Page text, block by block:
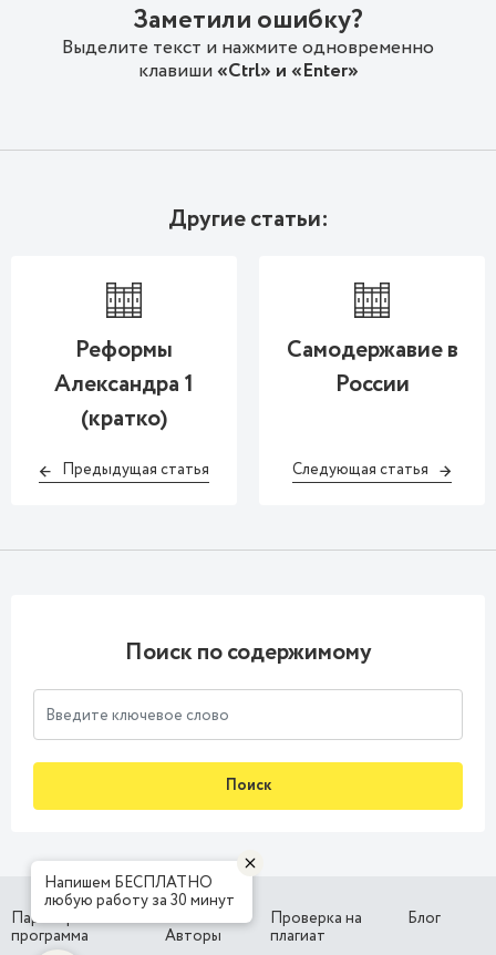
Заметили ошибку?
Выделите текст и нажмите одновременно
клавиши«Ctrl» и «Enter»
Другие статьи:
Реформы
Александра 1
(кратко)
Предыдущая статья
Самодержавие в
России
Следующая статья
Поиск по содержимому
Поиск
Партнерская
программа
Наши
Авторы
Проверка на
плагиат
Блог
Напишем БЕСПЛАТНО
любую работу за 30 минут